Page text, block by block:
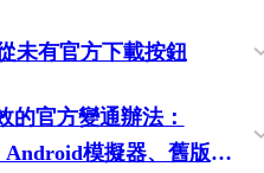
未有官方下載按鈕
的官方變通辦法：
Android模擬器、舊版應